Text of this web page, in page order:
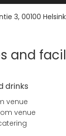
3, 00100
and
drinks
venue
venue